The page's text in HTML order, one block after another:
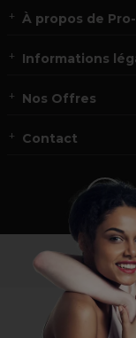
À propos de
Informations
Nos Offres
Contact
Vous
Visitez